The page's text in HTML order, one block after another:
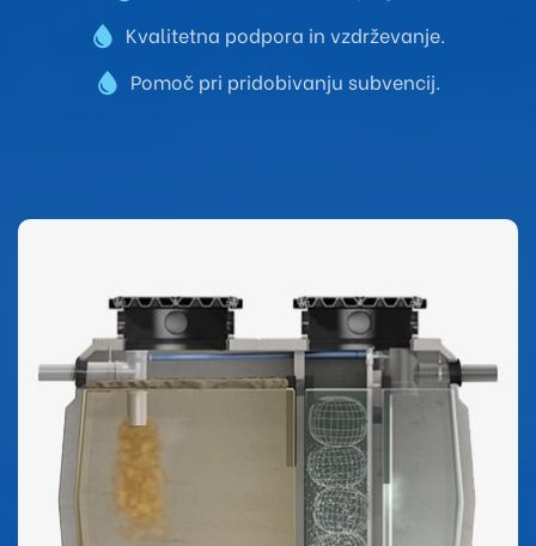
Kvalitetna podpora in vzdrževanje.
Pomoč pri pridobivanju subvencij.